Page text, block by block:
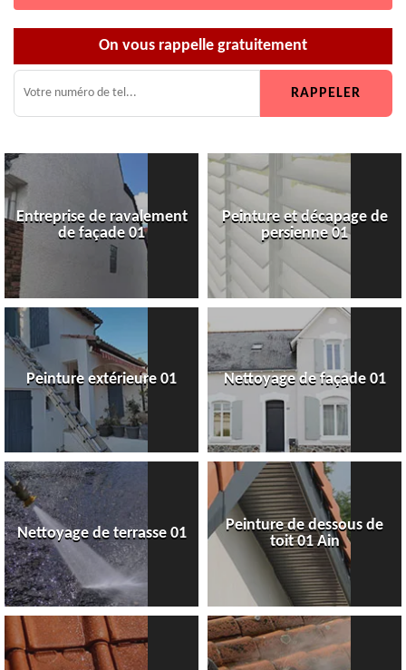
On vous rappelle gratuitement
Entreprise de ravalement
de façade 01
Peinture et décapage de
persienne 01
Peinture extérieure 01 Nettoyage de façade 01
Nettoyage de terrasse 01
Peinture de dessous de
toit 01 Ain